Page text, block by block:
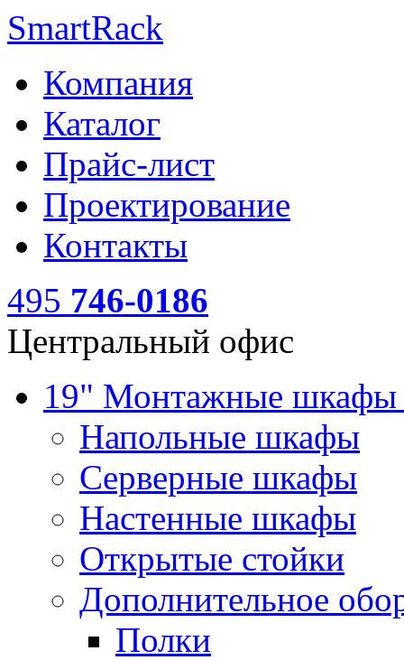
SmartRack
Компания
Каталог
Прайс-лист
Проектирование
Контакты
495 746-0186
Центральный офис
19" Монтажные
Напольные шкафы
Серверные шкафы
Настенные шкафы
Открытые стойки
Дополнительное
Полки